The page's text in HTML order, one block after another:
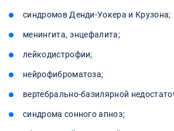
синдромов Денди-Уокера и Крузона;
менингита, энцефалита;
лейкодистрофии;
нейрофиброматоза;
вертебрально-базилярной
синдрома сонного апноэ;